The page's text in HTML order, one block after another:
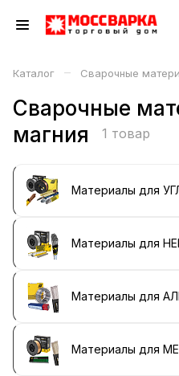
Каталог – Сварочные
Сварочные
магния
1 товар
Материалы для
Материалы для
Материалы для
Материалы для